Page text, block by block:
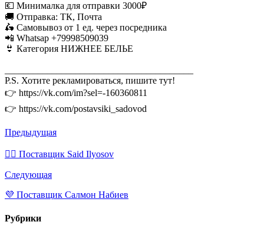
💶 Минималка для отправки 3000₽
🚚 Отправка: ТК, Почта
🛵 Самовывоз от 1 ед. через посредника
📲 Whatsap +79998509039
👙 Категория НИЖНЕЕ БЕЛЬЕ
P.S. Хотите рекламироваться, пишите тут!
👉 https://vk.com/im?sel=-160360811
👉 https://vk.com/postavsiki_sadovod
Предыдущая
💁‍♂ Поставщик Said Ilyosov
Следующая
💜 Поставщик Салмон Набиев
Рубрики